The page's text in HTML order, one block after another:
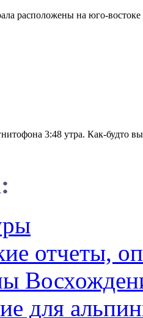
расположены на юго-востоке
3:48 утра. Как-будто
отчеты,
для